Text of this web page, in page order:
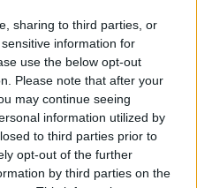
sharing to third parties, or
information for
use the below opt-out
Please note that after your
may continue seeing
information utilized by
to third parties prior to
opt-out of the further
by third parties on the